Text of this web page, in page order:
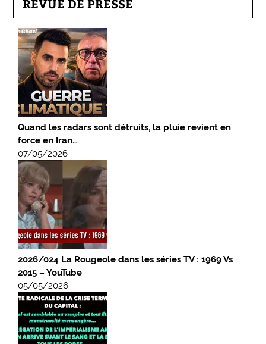
REVUE DE PRESSE
Quand les radars sont détruits, la pluie revient en
force en Iran…
07/05/2026
2026/024 La Rougeole dans les séries TV : 1969 Vs
2015 – YouTube
05/05/2026